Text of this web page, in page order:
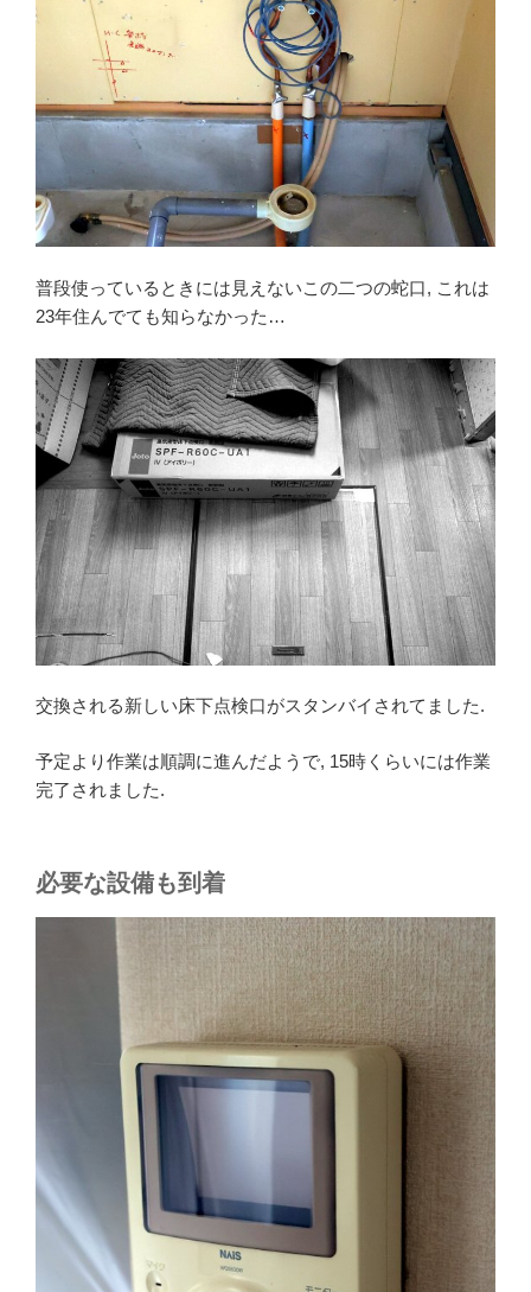
普段使っているときには見えないこの二つの蛇口, これは
23年住んでても知らなかった…
交換される新しい床下点検口がスタンバイされてました.
予定より作業は順調に進んだようで, 15時くらいには作業
完了されました.
必要な設備も到着